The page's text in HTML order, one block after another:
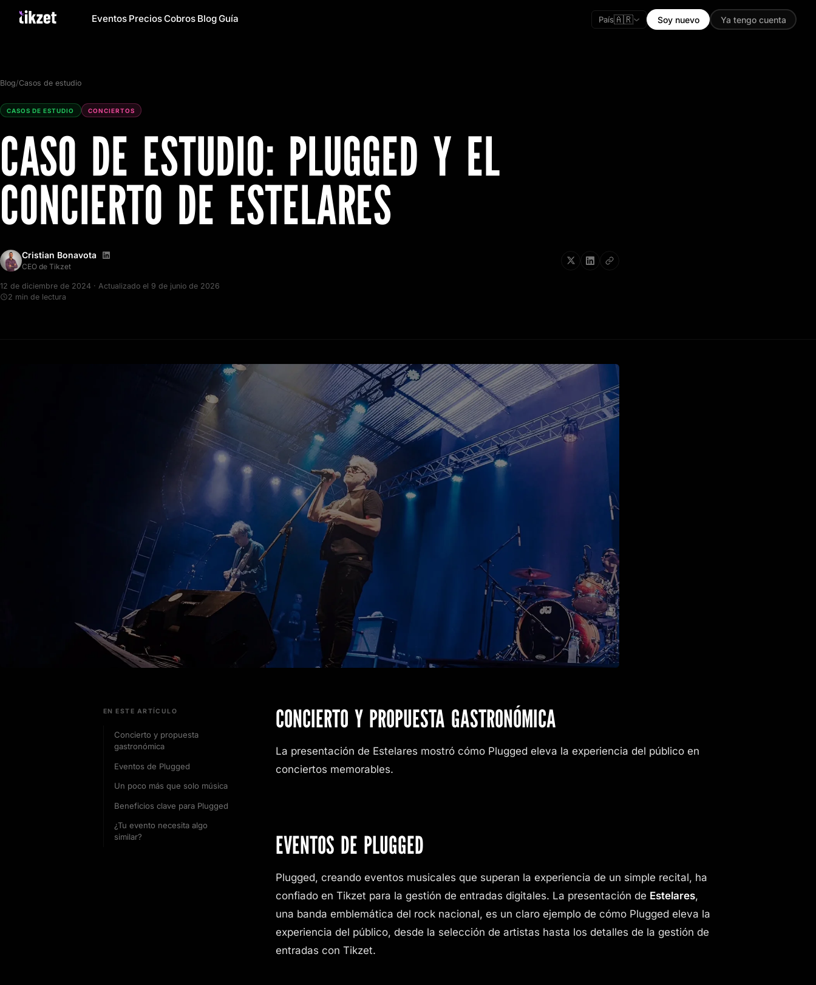
Eventos PreciosCobros BlogGuía País🇦🇷 Soy nuevo Ya tengo cuenta
Blog/Casos de estudio
CASOS DE ESTUDIO CONCIERTOS
CASO DE ESTUDIO: PLUGGED Y EL
CONCIERTO DE ESTELARES
Cristian Bonavota
CEO de Tikzet
12 de diciembre de 2024 · Actualizado el 9 de junio de 2026
2 min de lectura
EN ESTE ARTÍCULO
Concierto y propuesta
gastronómica
Eventos de Plugged
Un poco más que solo música
Beneficios clave para Plugged
¿Tu evento necesita algo
similar?
CONCIERTO Y PROPUESTA GASTRONÓMICA
La presentación de Estelares mostró cómo Plugged eleva la experiencia del público en
conciertos memorables.
EVENTOS DE PLUGGED
Plugged, creando eventos musicales que superan la experiencia de un simple recital, ha
confiado en Tikzet para la gestión de entradas digitales. La presentación de Estelares,
una banda emblemática del rock nacional, es un claro ejemplo de cómo Plugged eleva la
experiencia del público, desde la selección de artistas hasta los detalles de la gestión de
entradas con Tikzet.